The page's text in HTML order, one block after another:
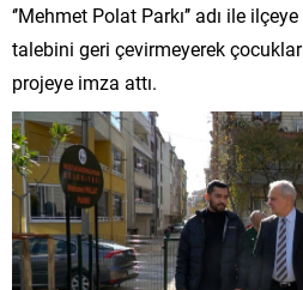
‘’Mehmet Polat Parkı’’ adı ile
talebini geri çevirmeyerek
projeye imza attı.